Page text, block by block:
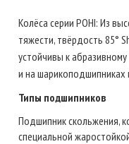
Колёса серии POHI: Из
тяжести, твёрдость 85°
устойчивы к
и на шарикоподшипниках
Типы подшипников
Подшипник скольжения,
специальной